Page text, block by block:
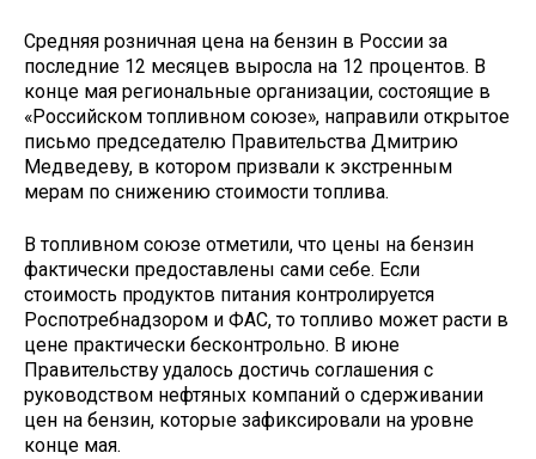
Средняя розничная цена на бензин в России за
последние 12 месяцев выросла на 12 процентов. В
конце мая региональные организации, состоящие в
«Российском топливном союзе», направили открытое
письмо председателю Правительства Дмитрию
Медведеву, в котором призвали к экстренным
мерам по снижению стоимости топлива.
В топливном союзе отметили, что цены на бензин
фактически предоставлены сами себе. Если
стоимость продуктов питания контролируется
Роспотребнадзором и ФАС, то топливо может расти в
цене практически бесконтрольно. В июне
Правительству удалось достичь соглашения с
руководством нефтяных компаний о сдерживании
цен на бензин, которые зафиксировали на уровне
конце мая.